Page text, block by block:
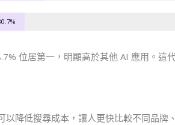
位居第一，明顯高於其他 AI 應用。這
以降低搜尋成本，讓人更快比較不同品